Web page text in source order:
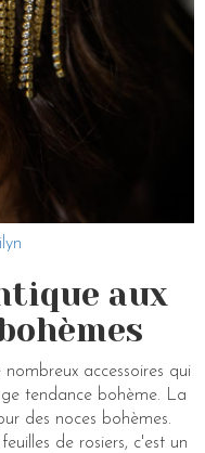
aux
accessoires qui
tendance bohème. La
des noces bohèmes.
de rosiers, c'est un